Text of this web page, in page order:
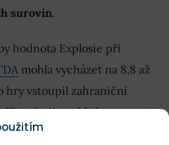
surovin.
hodnota Explosie při
mohla vycházet na 8,8 až
hry vstoupil zahraniční
prémii, mohla by se cena
Kč.